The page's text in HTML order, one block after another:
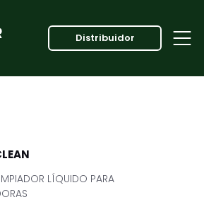
Distribuidor
LÍQUIDO PARA